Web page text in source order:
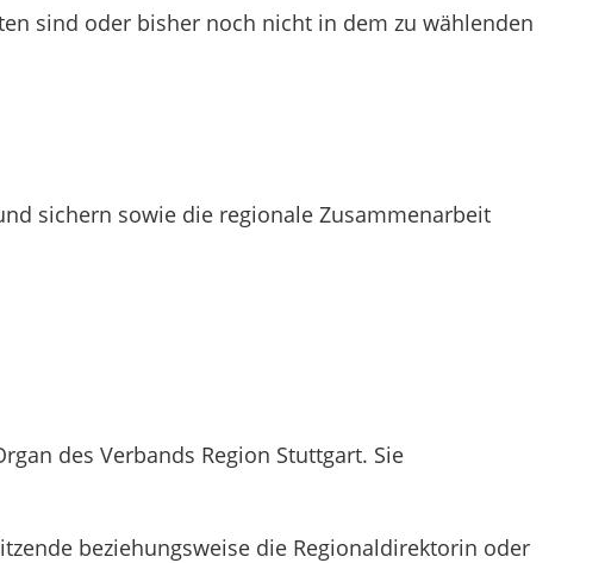
sind oder bisher noch nicht in dem zu wählenden
sichern sowie die regionale Zusammenarbeit
des Verbands Region Stuttgart. Sie
beziehungsweise die Regionaldirektorin oder